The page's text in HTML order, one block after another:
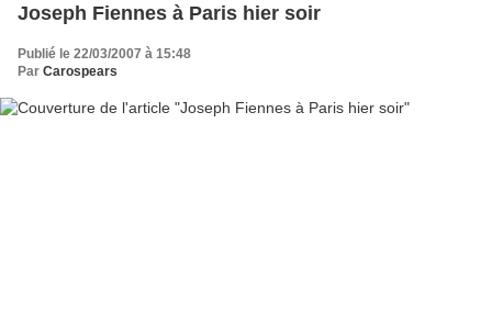
Joseph Fiennes à Paris hier soir
Publié le 22/03/2007 à 15:48
Par Carospears